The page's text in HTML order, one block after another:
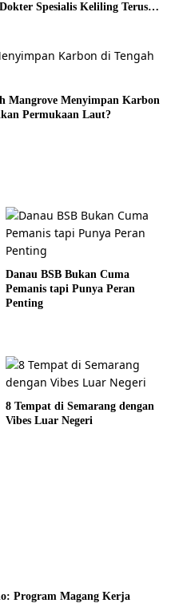
Spesialis Keliling Terus
Mangrove Menyimpan Karbon
Permukaan Laut?
Danau BSB Bukan Cuma
Pemanis tapi Punya Peran
Penting
8 Tempat di Semarang dengan
Vibes Luar Negeri
Program Magang Kerja